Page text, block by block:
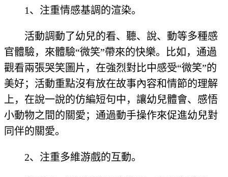
1、注重情感基調的渲染。
活動調動了幼兒的看、聽、說、動等多種感
官體驗，來體驗“微笑”帶來的快樂。比如，通過
觀看兩張哭笑圖片，在強烈對比中感受“微笑”的
美好；活動重點沒有放在故事內容和情節的理解
上，在說一說的仿編短句中，讓幼兒體會、感悟
小動物之間的關愛；通過動手操作來促進幼兒對
同伴的關愛。
2、注重多維游戲的互動。